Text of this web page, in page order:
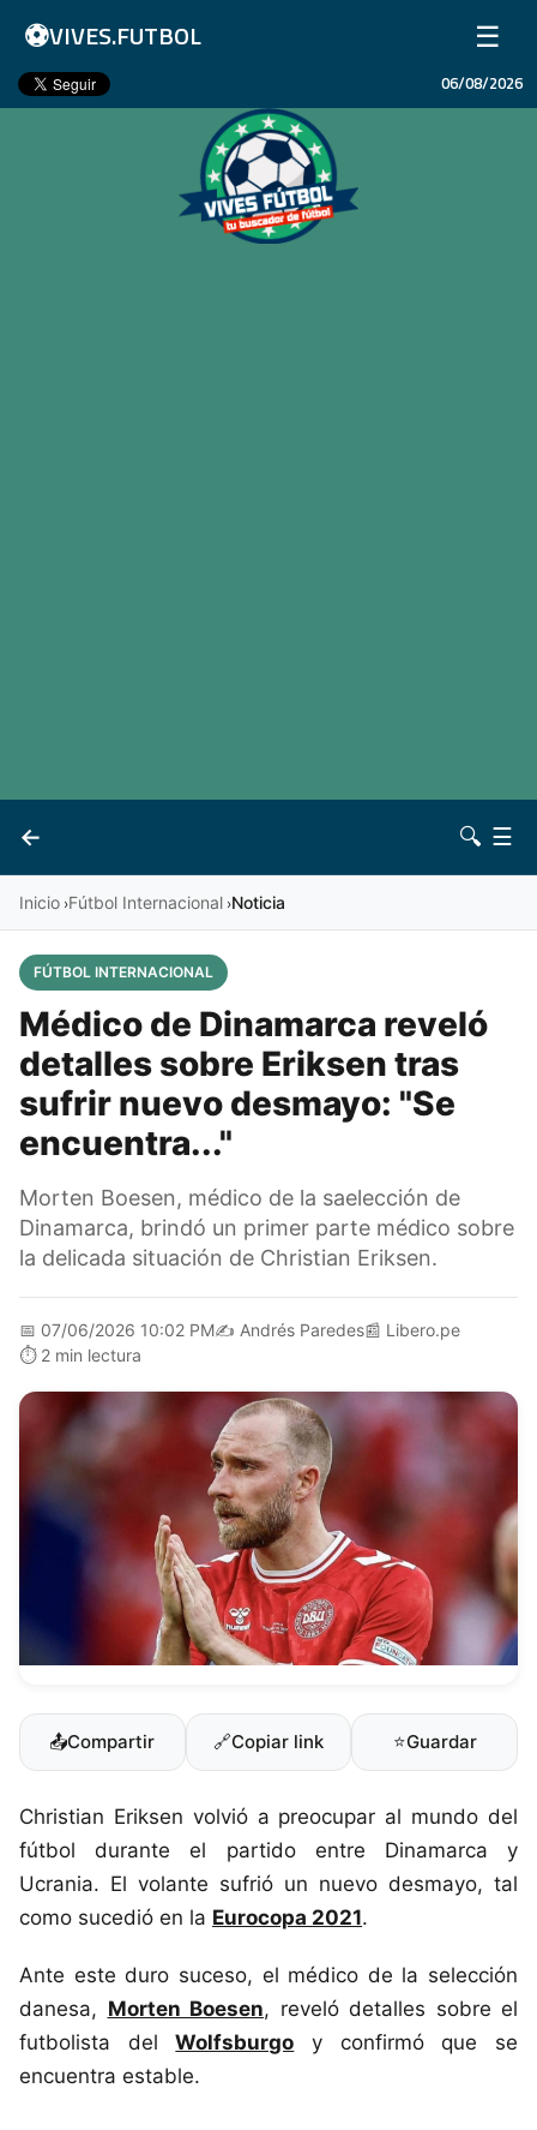
⚽VIVES.FUTBOL ☰
Inicio
06/08/2026
←
Vives 🔍 ☰
Inicio ›Fútbol Internacional ›Noticia
FÚTBOL INTERNACIONAL
Médico de Dinamarca reveló
detalles sobre Eriksen tras
sufrir nuevo desmayo: "Se
encuentra..."
Morten Boesen, médico de la saelección de
Dinamarca, brindó un primer parte médico sobre
la delicada situación de Christian Eriksen.
📅 07/06/2026 10:02 PM✍️ Andrés Paredes📰 Libero.pe
⏱️ 2 min lectura
📤Compartir 🔗Copiar link ⭐Guardar
Christian Eriksen volvió a preocupar al mundo del
fútbol durante el partido entre Dinamarca y
Ucrania. El volante sufrió un nuevo desmayo, tal
como sucedió en la Eurocopa 2021.
Ante este duro suceso, el médico de la selección
danesa, Morten Boesen, reveló detalles sobre el
futbolista delWolfsburgo y confirmó que se
encuentra estable.